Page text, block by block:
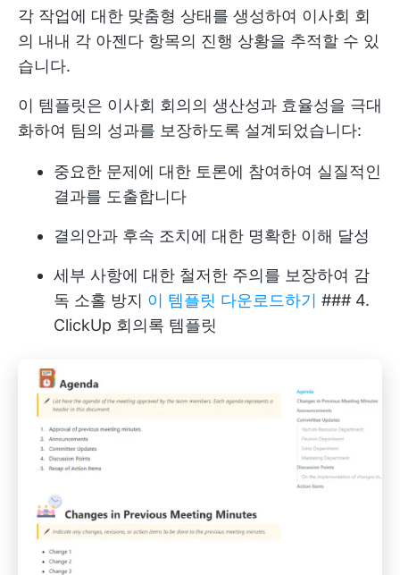
각 작업에 대한 맞춤형 상태를 생성하여 이사회 회
의 내내 각 아젠다 항목의 진행 상황을 추적할 수 있
습니다.
이 템플릿은 이사회 회의의 생산성과 효율성을 극대
화하여 팀의 성과를 보장하도록 설계되었습니다:
중요한 문제에 대한 토론에 참여하여 실질적인
결과를 도출합니다
결의안과 후속 조치에 대한 명확한 이해 달성
세부 사항에 대한 철저한 주의를 보장하여 감
독 소홀 방지 이 템플릿 다운로드하기 ### 4.
ClickUp 회의록 템플릿